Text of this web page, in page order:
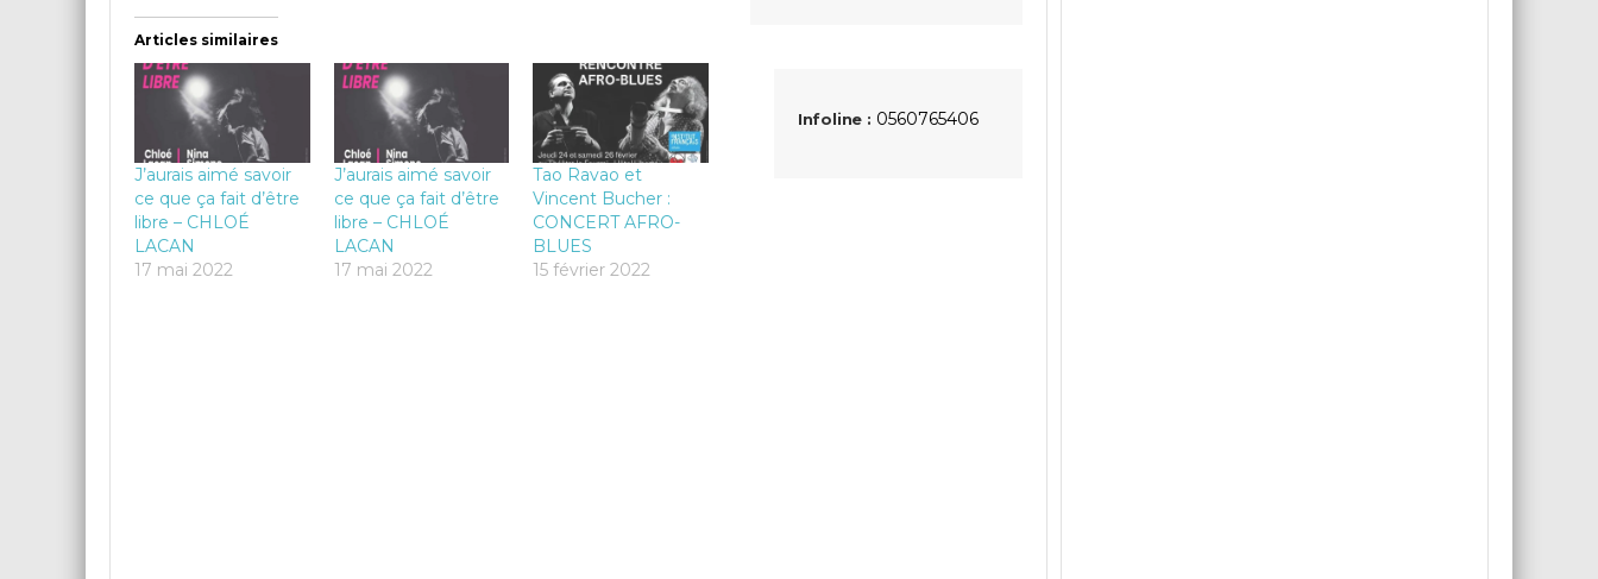
Articles similaires
J’aurais aimé savoir
ce que ça fait d’être
libre – CHLOÉ
LACAN
17 mai 2022
J’aurais aimé savoir
ce que ça fait d’être
libre – CHLOÉ
LACAN
17 mai 2022
Tao Ravao et
Vincent Bucher :
CONCERT AFRO-
BLUES
15 février 2022
Infoline : 0560765406